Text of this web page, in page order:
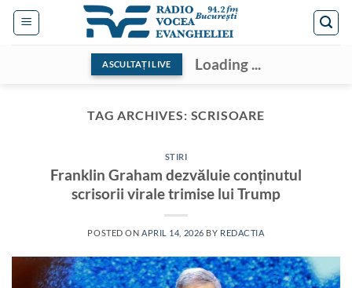
Skip
ASCULTAȚI LIVE Loading ...
TAG ARCHIVES: SCRISOARE
STIRI
Franklin Graham dezvăluie conținutul
scrisorii virale trimise lui Trump
POSTED ON APRIL 14, 2026 BY REDACTIA